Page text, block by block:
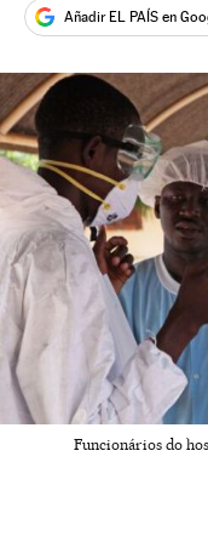
Añadir EL PAÍS en
Funcionários do